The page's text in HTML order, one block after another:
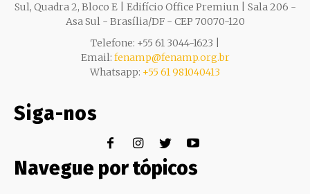
Sul, Quadra 2, Bloco E | Edifício Office Premiun | Sala 206 -
Asa Sul - Brasília/DF - CEP 70070-120
Telefone: +55 61 3044-1623 |
Email: fenamp@fenamp.org.br
Whatsapp: +55 61 981040413
Siga-nos
Navegue por tópicos